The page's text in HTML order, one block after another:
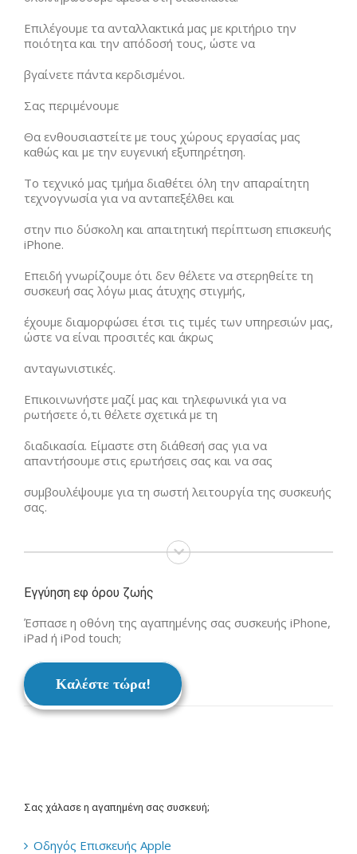
Επιλέγουμε τα ανταλλακτικά μας με κριτήριο την
ποιότητα και την απόδοσή τους, ώστε να
βγαίνετε πάντα κερδισμένοι.
Σας περιμένουμε
Θα ενθουσιαστείτε με τους χώρους εργασίας μας
καθώς και με την ευγενική εξυπηρέτηση.
Το τεχνικό μας τμήμα διαθέτει όλη την απαραίτητη
τεχνογνωσία για να ανταπεξέλθει και
στην πιο δύσκολη και απαιτητική περίπτωση επισκευής
iPhone.
Επειδή γνωρίζουμε ότι δεν θέλετε να στερηθείτε τη
συσκευή σας λόγω μιας άτυχης στιγμής,
έχουμε διαμορφώσει έτσι τις τιμές των υπηρεσιών μας,
ώστε να είναι προσιτές και άκρως
ανταγωνιστικές.
Επικοινωνήστε μαζί μας και τηλεφωνικά για να
ρωτήσετε ό,τι θέλετε σχετικά με τη
διαδικασία. Είμαστε στη διάθεσή σας για να
απαντήσουμε στις ερωτήσεις σας και να σας
συμβουλέψουμε για τη σωστή λειτουργία της συσκευής
σας.
Εγγύηση εφ όρου ζωής
Έσπασε η οθόνη της αγαπημένης σας συσκευής iPhone,
iPad ή iPod touch;
Καλέστε τώρα!
Σας χάλασε η αγαπημένη σας συσκευή;
Οδηγός Επισκευής Apple